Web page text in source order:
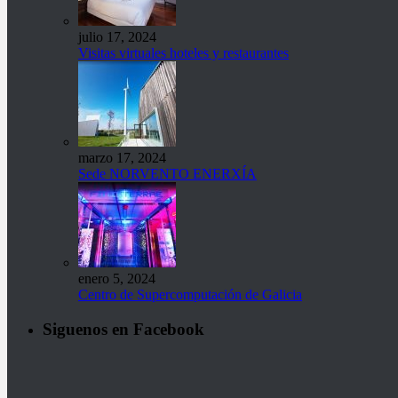
julio 17, 2024
Visitas virtuales hoteles y restaurantes
marzo 17, 2024
Sede NORVENTO ENERXÍA
enero 5, 2024
Centro de Supercomputación de Galicia
Siguenos en Facebook